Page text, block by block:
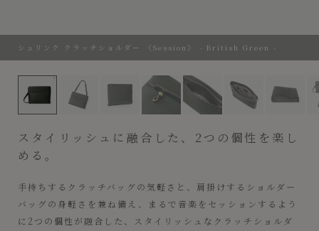
シュリンク クラッチショルダー 《Session》 - British Green -
シュリンク クラッチショルダー 《Session》 - British Green -
スタイリッシュに融合した、2つの個性を楽し
める。
手持ちするクラッチバッグの気軽さと、肩掛けするショルダー
バッグの身軽さを兼ね備え、まるで音楽をセッションするよう
に2つの個性が融合した、スタイリッシュなクラッチショルダ